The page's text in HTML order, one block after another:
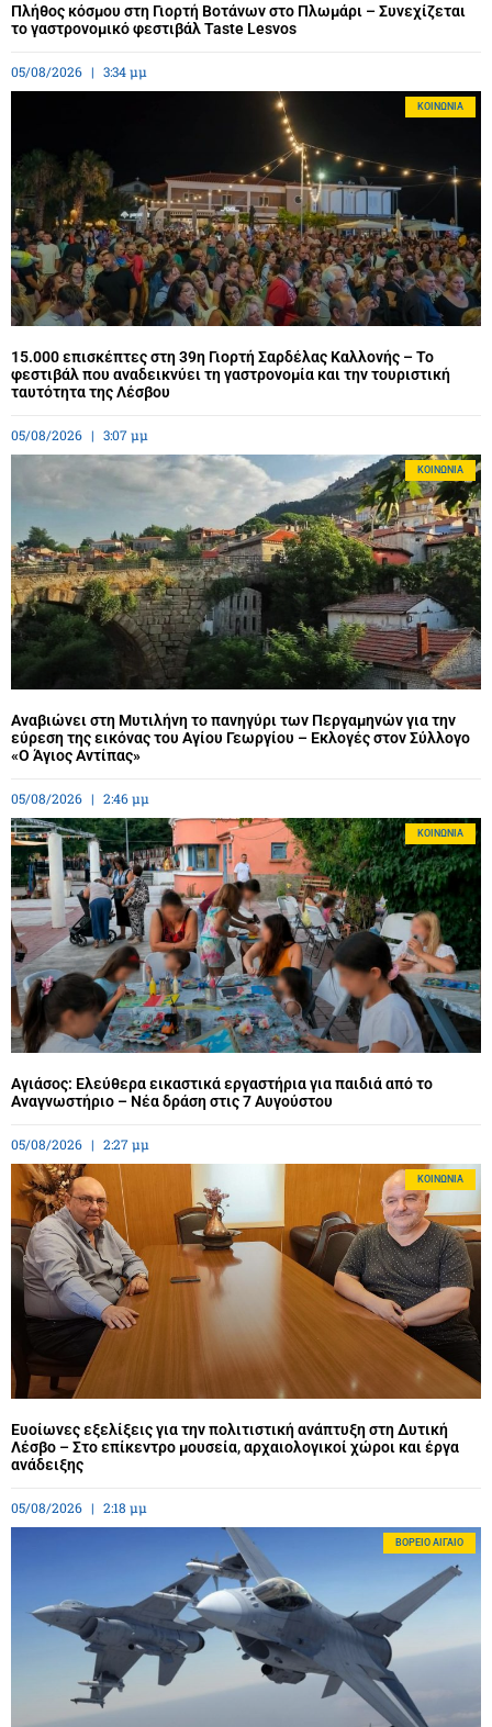
Πλήθος κόσμου στη Γιορτή Βοτάνων στο Πλωμάρι – Συνεχίζεται
το γαστρονομικό φεστιβάλ Taste Lesvos
05/08/2026 3:34 μμ
ΚΟΙΝΩΝΊΑ
15.000 επισκέπτες στη 39η Γιορτή Σαρδέλας Καλλονής – Το
φεστιβάλ που αναδεικνύει τη γαστρονομία και την τουριστική
ταυτότητα της Λέσβου
05/08/2026 3:07 μμ
ΚΟΙΝΩΝΊΑ
Αναβιώνει στη Μυτιλήνη το πανηγύρι των Περγαμηνών για την
εύρεση της εικόνας του Αγίου Γεωργίου – Εκλογές στον Σύλλογο
«Ο Άγιος Αντίπας»
05/08/2026 2:46 μμ
ΚΟΙΝΩΝΊΑ
Αγιάσος: Ελεύθερα εικαστικά εργαστήρια για παιδιά από το
Αναγνωστήριο – Νέα δράση στις 7 Αυγούστου
05/08/2026 2:27 μμ
ΚΟΙΝΩΝΊΑ
Ευοίωνες εξελίξεις για την πολιτιστική ανάπτυξη στη Δυτική
Λέσβο – Στο επίκεντρο μουσεία, αρχαιολογικοί χώροι και έργα
ανάδειξης
05/08/2026 2:18 μμ
BΌΡΕΙΟ ΑΙΓΑΊΟ